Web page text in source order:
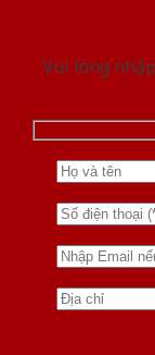
Vui lòng